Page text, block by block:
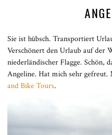
Sie ist hübsch. Transportiert
Verschönert den Urlaub auf der
niederländischer Flagge. Schön,
Angeline. Hat mich sehr
and Bike Tours.